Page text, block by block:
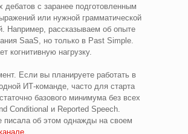
дебатов с заранее подготовленным
или нужной грамматической
Например, рассказываем об опыте
SaaS, но только в Past Simple.
когнитивную нагрузку.
Если вы планируете работать в
ИТ-команде, часто для старта
базового минимума без всех
Conditional и Reported Speech.
писала об этом однажды на своем